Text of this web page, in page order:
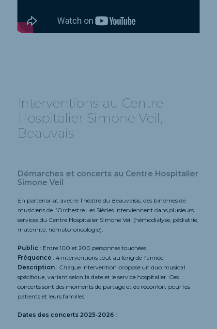
Interventions au Centre
Hospitalier Simone Veil,
Beauvais
Démarches et concerts au Centre Hospitalier
Simone Veil
En partenariat avec le Théâtre du Beauvaisis, des binômes de
musiciens de l’Orchestre Les Siècles interviennent dans plusieurs
services du Centre Hospitalier Simone Veil (hémodialyse, pédiatrie,
maternité, hémato-oncologie).
Public : Entre 100 et 200 personnes touchées.
Fréquence : 4 interventions tout au long de l’année.
Description : Chaque intervention propose un duo musical
spécifique, variant selon la date et le service hospitalier. Ces
concerts sont des moments de partage et de réconfort pour les
patients et leurs familles.
Dates des concerts 2025-2026 :